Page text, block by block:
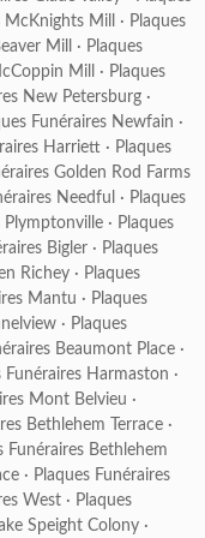
McKnights Mill · Plaques
Mill · Plaques
Mill · Plaques
New Petersburg ·
Funéraires Newfain ·
Harriett · Plaques
Golden Rod Farms
Needful · Plaques
Plymptonville · Plaques
Bigler · Plaques
Richey · Plaques
Mantu · Plaques
· Plaques
Beaumont Place ·
Funéraires Harmaston ·
Mont Belvieu ·
Bethlehem Terrace ·
Funéraires Bethlehem
· Plaques Funéraires
West · Plaques
Speight Colony ·